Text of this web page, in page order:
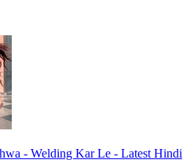
- Welding Kar Le - Latest Hindi